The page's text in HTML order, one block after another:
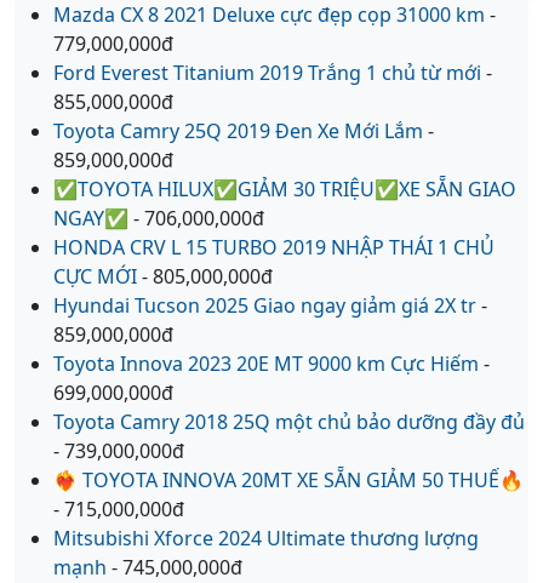
Mazda CX 8 2021 Deluxe cực đẹp cọp 31000 km -
779,000,000đ
Ford Everest Titanium 2019 Trắng 1 chủ từ mới -
855,000,000đ
Toyota Camry 25Q 2019 Đen Xe Mới Lắm -
859,000,000đ
✅TOYOTA HILUX✅GIẢM 30 TRIỆU✅XE SẴN GIAO
NGAY✅ - 706,000,000đ
HONDA CRV L 15 TURBO 2019 NHẬP THÁI 1 CHỦ
CỰC MỚI- 805,000,000đ
Hyundai Tucson 2025 Giao ngay giảm giá 2X tr-
859,000,000đ
Toyota Innova 2023 20E MT 9000 km Cực Hiếm -
699,000,000đ
Toyota Camry 2018 25Q một chủ bảo dưỡng đầy đủ
- 739,000,000đ
❤️‍🔥 TOYOTA INNOVA 20MT XE SẴN GIẢM 50 THUẾ🔥
- 715,000,000đ
Mitsubishi Xforce 2024 Ultimate thương lượng
mạnh - 745,000,000đ